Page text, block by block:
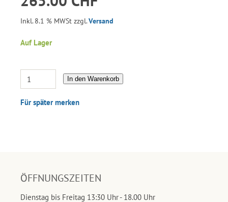
Inkl. 8.1 % MWSt zzgl.Versand
Auf Lager
In den Warenkorb
Für später merken
ÖFFNUNGSZEITEN
Dienstag bis Freitag 13:30 Uhr - 18.00 Uhr